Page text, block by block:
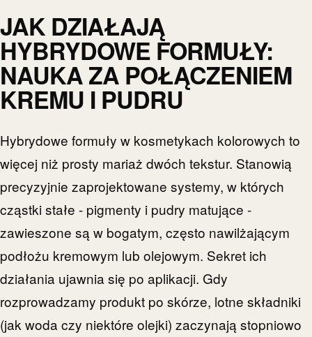
JAK DZIAŁAJĄ
HYBRYDOWE FORMUŁY:
NAUKA ZA POŁĄCZENIEM
KREMU I PUDRU
Hybrydowe formuły w kosmetykach kolorowych to
więcej niż prosty mariaż dwóch tekstur. Stanowią
precyzyjnie zaprojektowane systemy, w których
cząstki stałe - pigmenty i pudry matujące -
zawieszone są w bogatym, często nawilżającym
podłożu kremowym lub olejowym. Sekret ich
działania ujawnia się po aplikacji. Gdy
rozprowadzamy produkt po skórze, lotne składniki
(jak woda czy niektóre olejki) zaczynają stopniowo